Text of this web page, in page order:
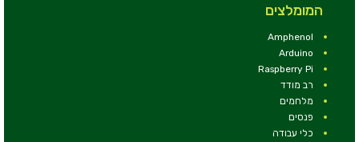
המומלצים
Amphenol
Arduino
Raspberry Pi
רב מודד
מלחמים
פנסים
כלי עבודה